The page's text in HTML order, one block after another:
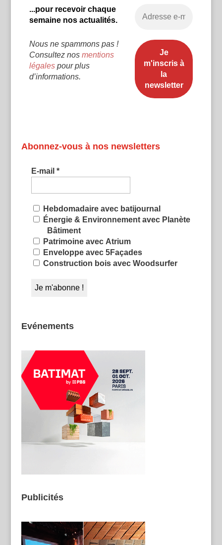
...pour recevoir chaque
semaine nos actualités.
Nous ne spammons pas !
Consultez nos mentions
légalespour plus
d’informations.
Abonnez-vous à nos newsletters
E-mail *
Hebdomadaire avec batijournal
Énergie & Environnement avec Planète
Bâtiment
Patrimoine avec Atrium
Enveloppe avec 5Façades
Construction bois avec Woodsurfer
Evénements
Publicités